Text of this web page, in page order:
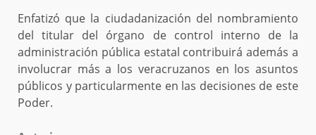
Enfatizó que la ciudadanización del nombramiento
del titular del órgano de control interno de la
administración pública estatal contribuirá además a
involucrar más a los veracruzanos en los asuntos
públicos y particularmente en las decisiones de este
Poder.